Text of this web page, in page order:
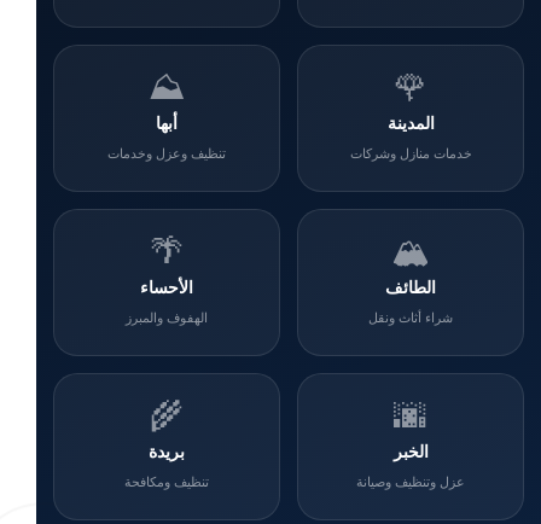
🌹
المدينة
خدمات منازل وشركات
⛰️
أبها
تنظيف وعزل وخدمات
🏔️
الطائف
شراء أثاث ونقل
🌴
الأحساء
الهفوف والمبرز
🌆
الخبر
عزل وتنظيف وصيانة
🌾
بريدة
تنظيف ومكافحة